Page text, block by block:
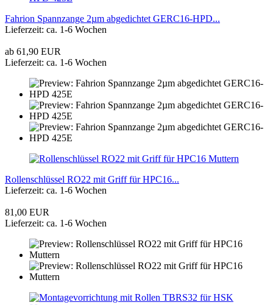
Fahrion Spannzange 2µm abgedichtet GERC16-HPD...
Lieferzeit: ca. 1-6 Wochen
ab 61,90 EUR
Lieferzeit: ca. 1-6 Wochen
Rollenschlüssel RO22 mit Griff für HPC16...
Lieferzeit: ca. 1-6 Wochen
81,00 EUR
Lieferzeit: ca. 1-6 Wochen